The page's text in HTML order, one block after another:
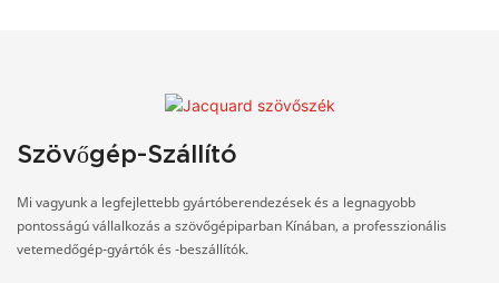
Szövőgép-Szállító
Mi vagyunk a legfejlettebb gyártóberendezések és a legnagyobb
pontosságú vállalkozás a szövőgépiparban Kínában, a professzionális
vetemedőgép-gyártók és -beszállítók.